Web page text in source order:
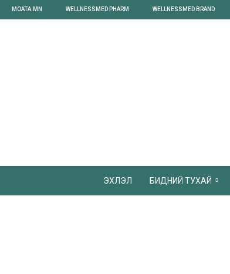
MOATA.MN WELLNESSMED PHARM WELLNESSMED BRAND
ЭХЛЭЛ БИДНИЙ ТУХАЙ